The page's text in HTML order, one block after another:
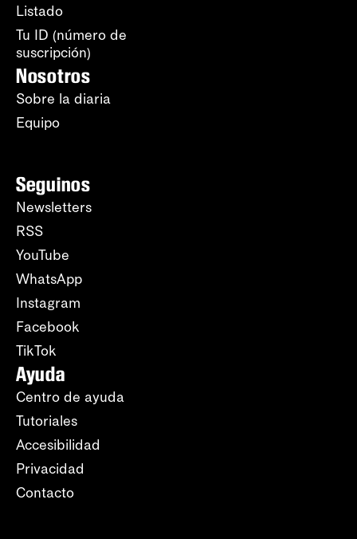
Listado
Tu ID (número de
suscripción)
Nosotros
Sobre la diaria
Equipo
Seguinos
Newsletters
RSS
YouTube
WhatsApp
Instagram
Facebook
TikTok
Ayuda
Centro de ayuda
Tutoriales
Accesibilidad
Privacidad
Contacto